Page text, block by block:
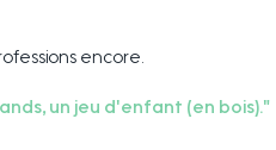
encore.
un jeu d'enfant (en bois)."